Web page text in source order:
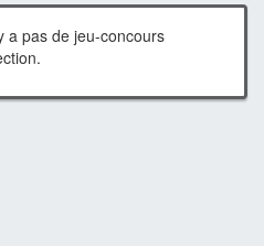
a pas de jeu-concours